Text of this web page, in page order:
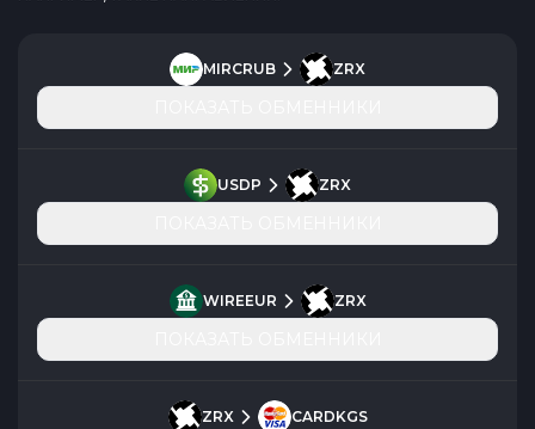
MIRCRUB ZRX
USDP ZRX
WIREEUR ZRX
ZRX CARDKGS